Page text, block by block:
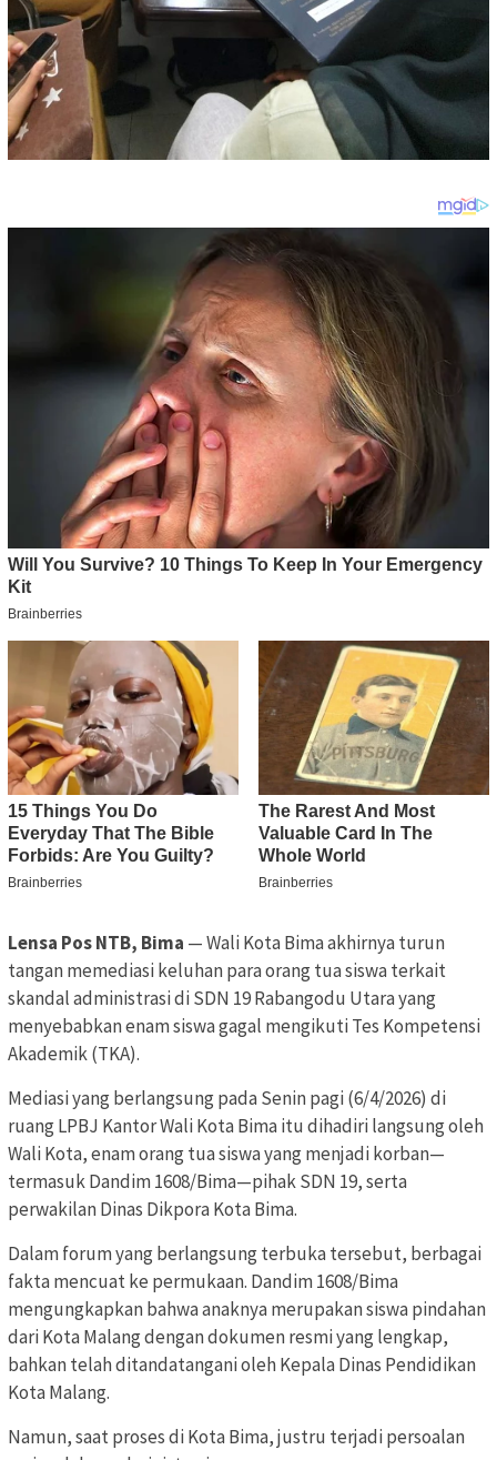
Lensa Pos NTB, Bima — Wali Kota Bima akhirnya turun
tangan memediasi keluhan para orang tua siswa terkait
skandal administrasi di SDN 19 Rabangodu Utara yang
menyebabkan enam siswa gagal mengikuti Tes Kompetensi
Akademik (TKA).
Mediasi yang berlangsung pada Senin pagi (6/4/2026) di
ruang LPBJ Kantor Wali Kota Bima itu dihadiri langsung oleh
Wali Kota, enam orang tua siswa yang menjadi korban—
termasuk Dandim 1608/Bima—pihak SDN 19, serta
perwakilan Dinas Dikpora Kota Bima.
Dalam forum yang berlangsung terbuka tersebut, berbagai
fakta mencuat ke permukaan. Dandim 1608/Bima
mengungkapkan bahwa anaknya merupakan siswa pindahan
dari Kota Malang dengan dokumen resmi yang lengkap,
bahkan telah ditandatangani oleh Kepala Dinas Pendidikan
Kota Malang.
Namun, saat proses di Kota Bima, justru terjadi persoalan